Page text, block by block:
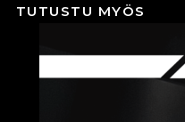
TUTUSTU MYÖS